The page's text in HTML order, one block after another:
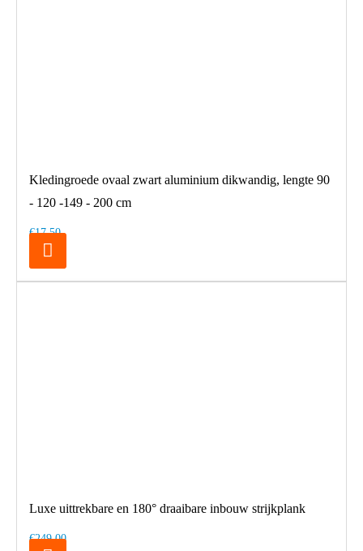
Kledingroede ovaal zwart aluminium dikwandig, lengte 90
- 120 -149 - 200 cm
€17,50
Luxe uittrekbare en 180° draaibare inbouw strijkplank
€249,00